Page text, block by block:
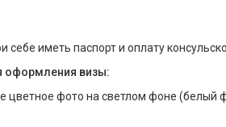
себе иметь паспорт и оплату
оформления визы:
цветное фото на светлом фоне (белый